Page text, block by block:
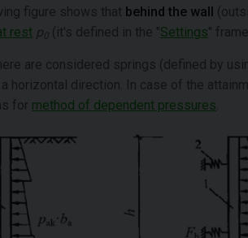
figure shows that behind the wall
rest p (it's defined in the "Settings"
are considered springs (defined by
horizontal direction. In case of the
for method of dependent pressures